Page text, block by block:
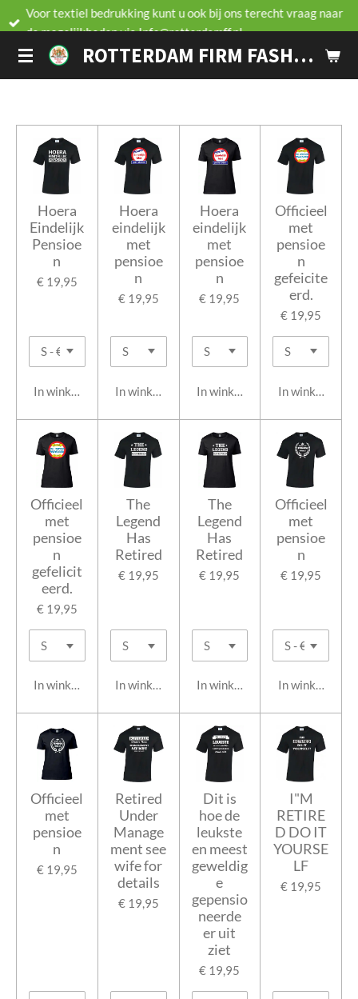
Ga
direct
naar
ROTTERDAM FIRM FASHION
Voor textiel bedrukking kunt u ook bij ons terecht vraag naar
de mogelijkheden via Info@rotterdamff.nl
Hoera
Eindelijk
Pensioe
n
€ 19,95
In winkelwagen
Hoera
eindelijk
met
pensioe
n
€ 19,95
In winkelwagen
Hoera
eindelijk
met
pensioe
n
€ 19,95
In winkelwagen
Officieel
met
pensioe
n
gefeicite
erd.
€ 19,95
In
Officieel
met
pensioe
n
gefelicit
eerd.
€ 19,95
In winkelwagen
The
Legend
Has
Retired
€ 19,95
In winkelwagen
The
Legend
Has
Retired
€ 19,95
In winkelwagen
Officieel
met
pensioe
n
€ 19,95
In
Officieel
met
pensioe
n
€ 19,95
Retired
Under
Manage
ment see
wife for
details
€ 19,95
Dit is
hoe de
leukste
en meest
geweldig
e
gepensio
neerde
er uit
ziet
€ 19,95
I"M
RETIRE
D DO IT
YOURSE
LF
€ 19,95